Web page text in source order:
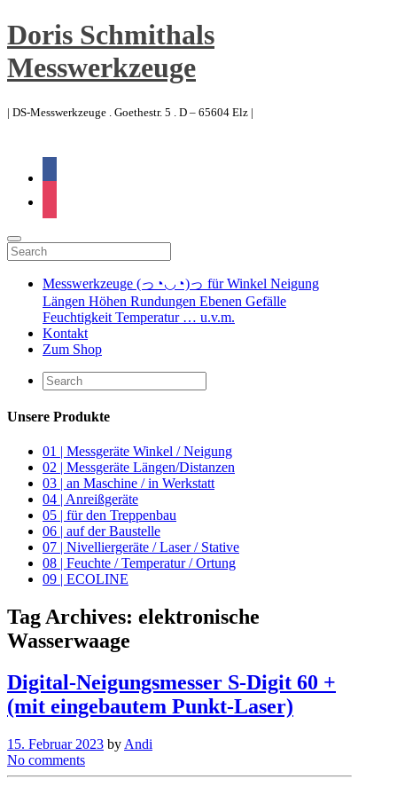
Doris Schmithals
Messwerkzeuge
| DS-Messwerkzeuge . Goethestr. 5 . D – 65604 Elz |
Messwerkzeuge (っ◔◡◔)っ für Winkel Neigung
Längen Höhen Rundungen Ebenen Gefälle
Feuchtigkeit Temperatur … u.v.m.
Kontakt
Zum Shop
Unsere Produkte
01 | Messgeräte Winkel / Neigung
02 | Messgeräte Längen/Distanzen
03 | an Maschine / in Werkstatt
04 | Anreißgeräte
05 | für den Treppenbau
06 | auf der Baustelle
07 | Nivelliergeräte / Laser / Stative
08 | Feuchte / Temperatur / Ortung
09 | ECOLINE
Tag Archives: elektronische
Wasserwaage
Digital-Neigungsmesser S-Digit 60 +
(mit eingebautem Punkt-Laser)
15. Februar 2023 by Andi
No comments